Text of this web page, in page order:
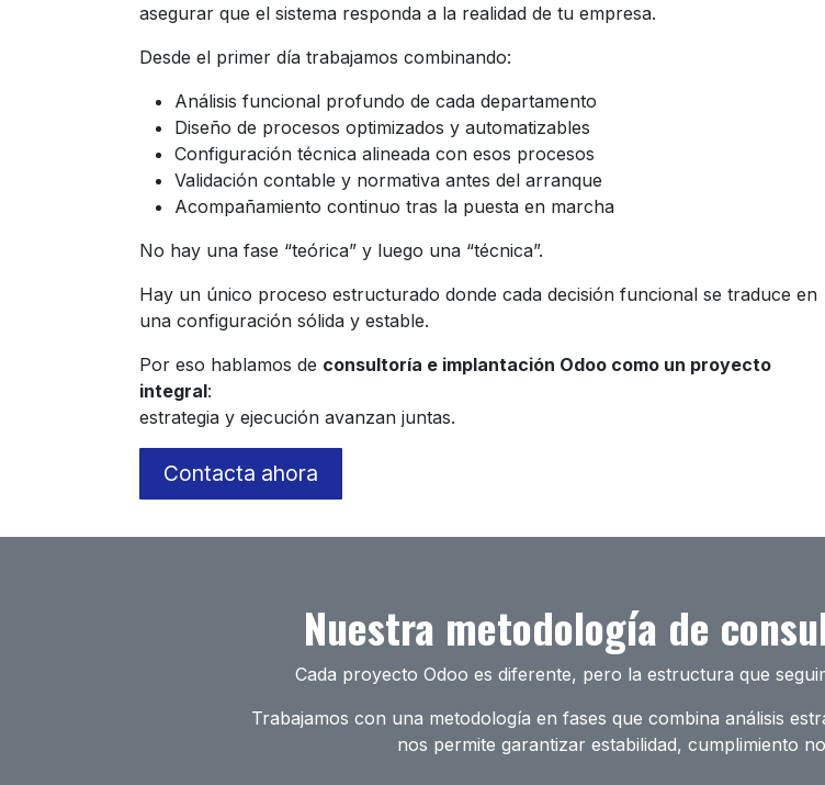
asegurar que el sistema responda a la realidad de tu empresa.
Desde el primer día trabajamos combinando:
Análisis funcional profundo de cada departamento
Diseño de procesos optimizados y automatizables
Configuración técnica alineada con esos procesos
Validación contable y normativa antes del arranque
Acompañamiento continuo tras la puesta en marcha
No hay una fase “teórica” y luego una “técnica”.
Hay un único proceso estructurado donde cada decisión funcional se traduce en
una configuración sólida y estable.
Por eso hablamos de consultoría e implantación Odoo como un proyecto
integral:
estrategia y ejecución avanzan juntas.
Contacta ahora
Nuestra metodología de
Cada proyecto Odoo es diferente, pero la estructura que
Trabajamos con una metodología en fases que combina análisis
nos permite garantizar estabilidad, cumplimiento